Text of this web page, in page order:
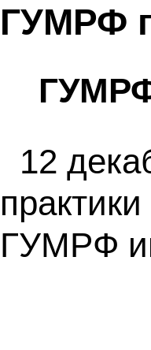
ГУМРФ
12
ГУМРФ